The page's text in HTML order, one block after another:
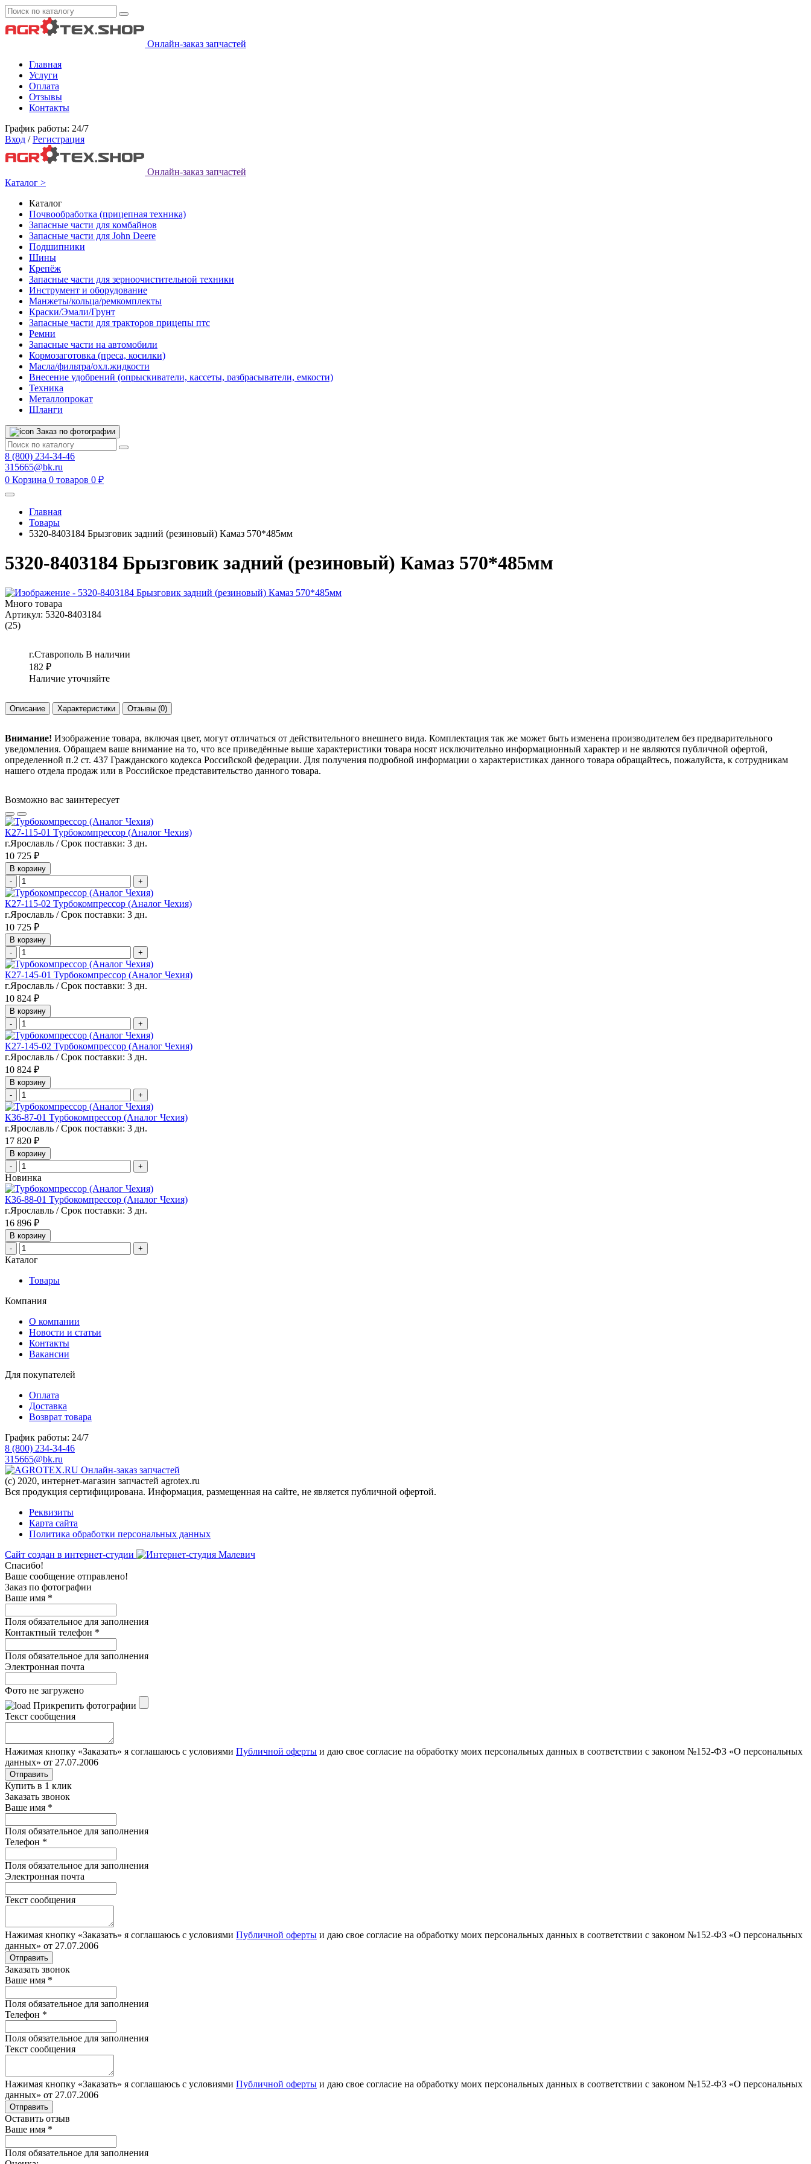
Онлайн-заказ запчастей
Главная
Услуги
Оплата
Отзывы
Контакты
График работы: 24/7
Вход / Регистрация
Онлайн-заказ запчастей
Каталог >
Каталог
Почвообработка (прицепная техника)
Запасные части для комбайнов
Запасные части для John Deere
Подшипники
Шины
Крепёж
Запасные части для зерноочистительной техники
Инструмент и оборудование
Манжеты/кольца/ремкомплекты
Краски/Эмали/Грунт
Запасные части для тракторов прицепы птс
Ремни
Запасные части на автомобили
Кормозаготовка (преса, косилки)
Масла/фильтра/охл.жидкости
Внесение удобрений (опрыскиватели, кассеты, разбрасыватели, емкости)
Техника
Металлопрокат
Шланги
Заказ по фотографии
8 (800) 234-34-46
315665@bk.ru
0 Корзина 0 товаров 0 ₽
Главная
Товары
5320-8403184 Брызговик задний (резиновый) Камаз 570*485мм
5320-8403184 Брызговик задний (резиновый) Камаз 570*485мм
Много товара
Артикул: 5320-8403184
(25)
г.Ставрополь В наличии
182 ₽
Наличие уточняйте
Описание Характеристики Отзывы (0)
Внимание! Изображение товара, включая цвет, могут отличаться от действительного внешнего вида. Комплектация так же может быть изменена производителем без предварительного
уведомления. Обращаем ваше внимание на то, что все приведённые выше характеристики товара носят исключительно информационный характер и не являются публичной офертой,
определенной п.2 ст. 437 Гражданского кодекса Российской федерации. Для получения подробной информации о характеристиках данного товара обращайтесь, пожалуйста, к сотрудникам
нашего отдела продаж или в Российское представительство данного товара.
Возможно вас заинтересует
К27-115-01 Турбокомпрессор (Аналог Чехия)
г.Ярославль / Срок поставки: 3 дн.
10 725 ₽
В корзину
-
+
К27-115-02 Турбокомпрессор (Аналог Чехия)
г.Ярославль / Срок поставки: 3 дн.
10 725 ₽
В корзину
-
+
К27-145-01 Турбокомпрессор (Аналог Чехия)
г.Ярославль / Срок поставки: 3 дн.
10 824 ₽
В корзину
-
+
К27-145-02 Турбокомпрессор (Аналог Чехия)
г.Ярославль / Срок поставки: 3 дн.
10 824 ₽
В корзину
-
+
К36-87-01 Турбокомпрессор (Аналог Чехия)
г.Ярославль / Срок поставки: 3 дн.
17 820 ₽
В корзину
-
+
Новинка
К36-88-01 Турбокомпрессор (Аналог Чехия)
г.Ярославль / Срок поставки: 3 дн.
16 896 ₽
В корзину
-
+
Каталог
Товары
Компания
О компании
Новости и статьи
Контакты
Вакансии
Для покупателей
Оплата
Доставка
Возврат товара
График работы: 24/7
8 (800) 234-34-46
315665@bk.ru
Онлайн-заказ запчастей
(c) 2020, интернет-магазин запчастей agrotex.ru
Вся продукция сертифицирована. Информация, размещенная на сайте, не является публичной офертой.
Реквизиты
Карта сайта
Политика обработки персональных данных
Сайт создан в интернет-студии
Спасибо!
Ваше сообщение отправлено!
Заказ по фотографии
Ваше имя *
Поля обязательное для заполнения
Контактный телефон *
Поля обязательное для заполнения
Электронная почта
Фото не загружено
Прикрепить фотографии
Текст сообщения
Нажимая кнопку «Заказать» я соглашаюсь с условиями Публичной оферты и даю свое согласие на обработку моих персональных данных в соответствии с законом №152-ФЗ «О персональных
данных» от 27.07.2006
Отправить
Купить в 1 клик
Заказать звонок
Ваше имя *
Поля обязательное для заполнения
Телефон *
Поля обязательное для заполнения
Электронная почта
Текст сообщения
Нажимая кнопку «Заказать» я соглашаюсь с условиями Публичной оферты и даю свое согласие на обработку моих персональных данных в соответствии с законом №152-ФЗ «О персональных
данных» от 27.07.2006
Отправить
Заказать звонок
Ваше имя *
Поля обязательное для заполнения
Телефон *
Поля обязательное для заполнения
Текст сообщения
Нажимая кнопку «Заказать» я соглашаюсь с условиями Публичной оферты и даю свое согласие на обработку моих персональных данных в соответствии с законом №152-ФЗ «О персональных
данных» от 27.07.2006
Отправить
Оставить отзыв
Ваше имя *
Поля обязательное для заполнения